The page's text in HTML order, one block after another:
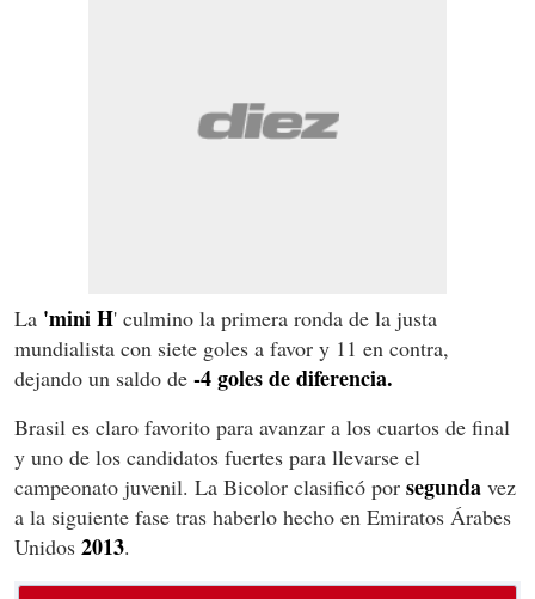
La 'mini H' culmino la primera ronda de la justa
mundialista con siete goles a favor y 11 en contra,
dejando un saldo de -4 goles de diferencia.
Brasil es claro favorito para avanzar a los cuartos de final
y uno de los candidatos fuertes para llevarse el
campeonato juvenil. La Bicolor clasificó por segunda vez
a la siguiente fase tras haberlo hecho en Emiratos Árabes
Unidos 2013.